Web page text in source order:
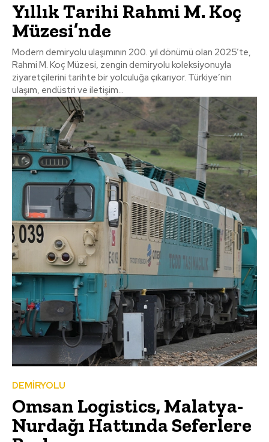
Yıllık Tarihi Rahmi M. Koç
Müzesi’nde
Modern demiryolu ulaşımının 200. yıl dönümü olan 2025’te,
Rahmi M. Koç Müzesi, zengin demiryolu koleksiyonuyla
ziyaretçilerini tarihte bir yolculuğa çıkarıyor. Türkiye’nin
ulaşım, endüstri ve iletişim...
DEMİRYOLU
Omsan Logistics, Malatya-
Nurdağı Hattında Seferlere